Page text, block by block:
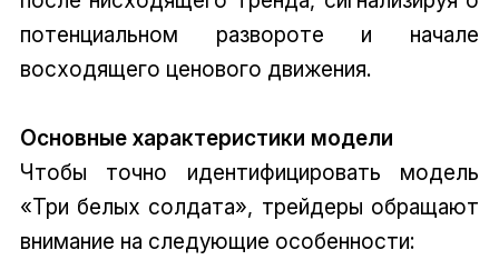
потенциальном развороте и начале
восходящего ценового движения.
Основные характеристики модели
Чтобы точно идентифицировать модель
«Три белых солдата», трейдеры обращают
внимание на следующие особенности: